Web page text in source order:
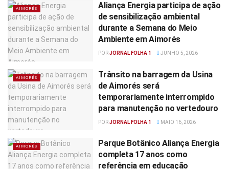
AIMORÉS
Aliança Energia participa de ação
de sensibilização ambiental
durante a Semana do Meio
Ambiente em Aimorés
PORJORNAL FOLHA 1 JUNHO 5, 2026
AIMORÉS
Trânsito na barragem da Usina
de Aimorés será
temporariamente interrompido
para manutenção no vertedouro
PORJORNAL FOLHA 1 MAIO 16, 2026
AIMORÉS
Parque Botânico Aliança Energia
completa 17 anos como
referência em educação